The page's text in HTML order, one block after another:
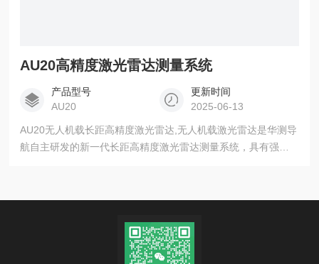
AU20高精度激光雷达测量系统
产品型号
AU20
更新时间
2025-06-13
AU20无人机载长距高精度激光雷达,无人机载激光雷达是华测导
航自主研发的新一代长距高精度激光雷达测量系统，具有强穿
勘察、交通勘察、电力巡检、矿山测量、自然资源调 查、应急